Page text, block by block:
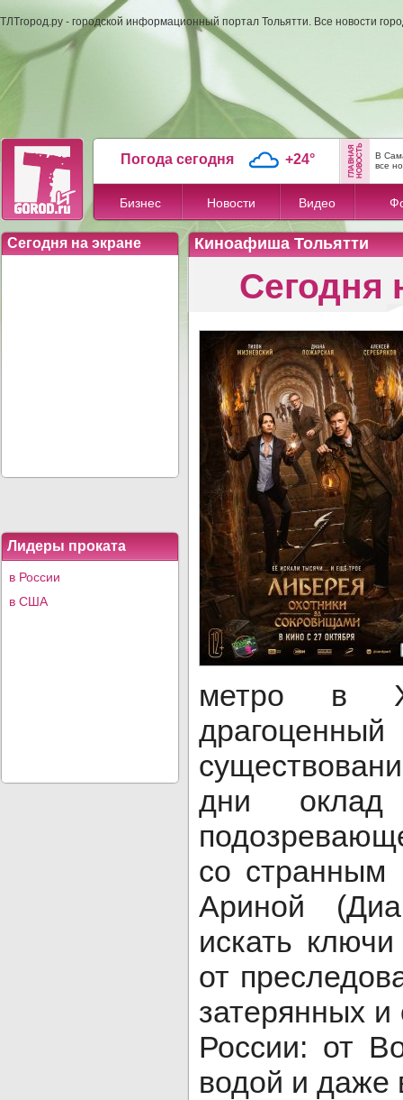
ТЛТгород.ру - городской информационный портал Тольятти. Все новости
Погода сегодня +24°
В
все
Бизнес Новости Видео
Сегодня на экране
Лидеры проката
в России
в США
Киноафиша Тольятти
Сегодня
метро в
дни
со странным
Ариной
искать
от
затерянных
России: от
водой и даже